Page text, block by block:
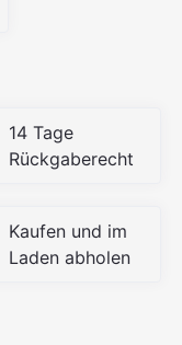
14 Tage
Rückgaberecht
Kaufen und im
Laden abholen